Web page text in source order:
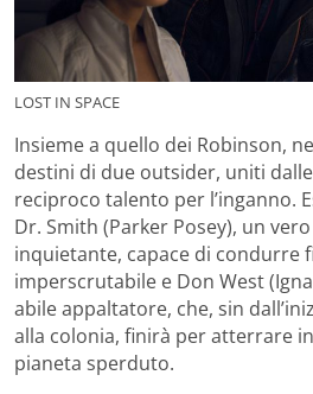
LOST IN SPACE
Insieme a quello dei Robinson,
destini di due outsider, uniti
reciproco talento per l’inganno.
Dr. Smith (Parker Posey), un
inquietante, capace di condurre
imperscrutabile e Don West
abile appaltatore, che, sin
alla colonia, finirà per atterrare
pianeta sperduto.